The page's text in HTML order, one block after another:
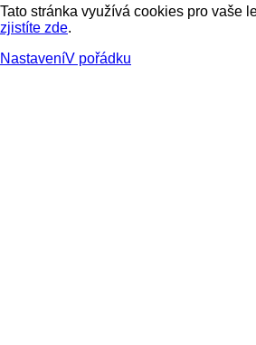
Tato stránka využívá cookies pro vaše
zjistíte zde.
NastaveníV pořádku